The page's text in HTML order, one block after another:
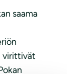
saama
virittivät